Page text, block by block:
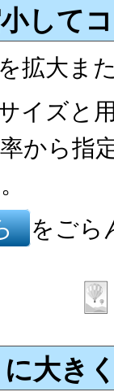
して
拡大ま
イズと
から指
をごら
大き